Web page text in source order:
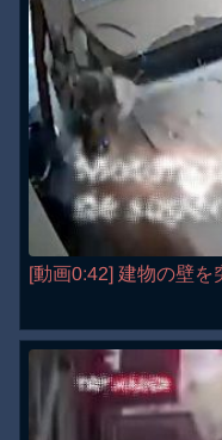
[動画0:42] 建物の壁